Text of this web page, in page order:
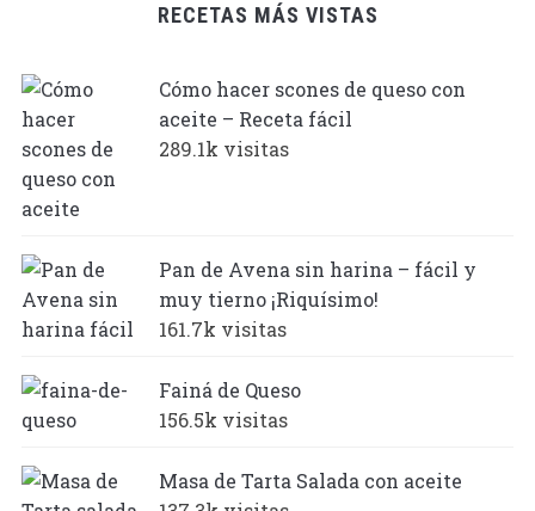
RECETAS MÁS VISTAS
Cómo hacer scones de queso con
aceite – Receta fácil
289.1k visitas
Pan de Avena sin harina – fácil y
muy tierno ¡Riquísimo!
161.7k visitas
Fainá de Queso
156.5k visitas
Masa de Tarta Salada con aceite